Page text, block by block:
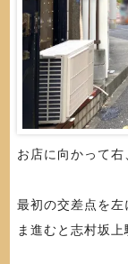
お店に向かって右
最初の交差点を左
ま進むと志村坂上